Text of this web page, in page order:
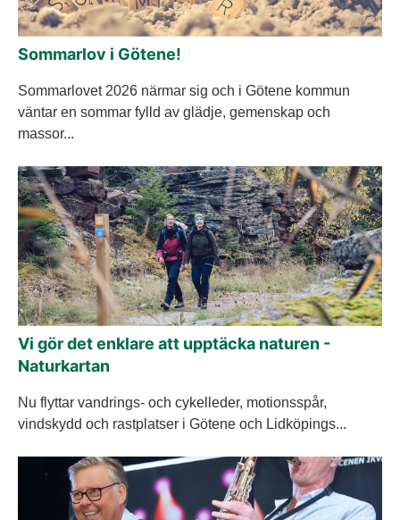
Sommarlov i Götene!
Sommarlovet 2026 närmar sig och i Götene kommun
väntar en sommar fylld av glädje, gemenskap och
massor...
Vi gör det enklare att upptäcka naturen -
Naturkartan
Nu flyttar vandrings- och cykelleder, motionsspår,
vindskydd och rastplatser i Götene och Lidköpings...